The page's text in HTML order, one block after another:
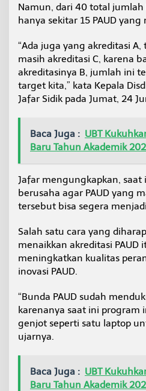
i
T
n
g
a
p
a
i
s
d
b
u
d
Namun, dari 40 total jumlah
hanya sekitar 15 PAUD
“Ada juga yang akreditasi
masih akreditasi C, karena
akreditasinya B, jumlah ini
target kita,” kata Kepala
Jafar Sidik pada Jumat, 24
Baca Juga : UBT
Baru Tahun Akademik
Jafar mengungkapkan, saat
berusaha agar PAUD yang
tersebut bisa segera
Salah satu cara yang
menaikkan akreditasi PAUD
meningkatkan kualitas
inovasi PAUD.
“Bunda PAUD sudah
karenanya saat ini program
genjot seperti satu laptop
ujarnya.
Baca Juga : UBT
Baru Tahun Akademik